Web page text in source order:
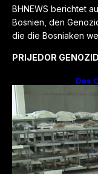
BHNEWS berichtet
Bosnien, den
die die Bosniaken
PRIJEDOR GENOZID
Das